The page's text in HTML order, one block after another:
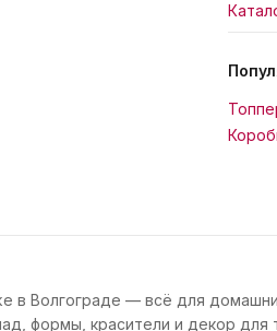
в Волгограде — всё для
формы, красители и декор для